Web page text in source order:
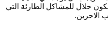
حلال للمشاكل الطارئة التي
الاحرين.